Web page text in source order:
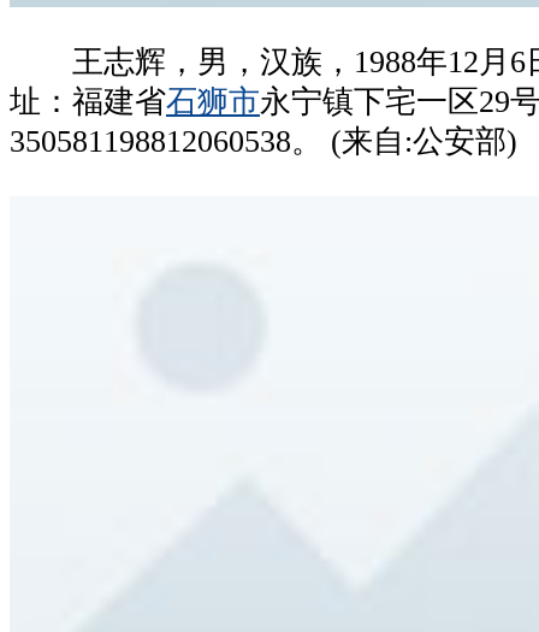
王志辉，男，汉族，1988年12月6
址：福建省石狮市永宁镇下宅一区29
350581198812060538。 (来自:公安部)